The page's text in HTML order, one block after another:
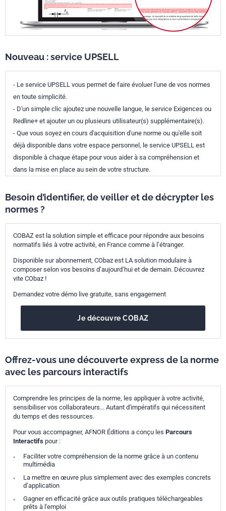
Nouveau : service UPSELL
- Le service UPSELL vous permet de faire évoluer l'une de vos normes
en toute simplicité.
- D'un simple clic ajoutez une nouvelle langue, le service Exigences ou
Redline+ et ajouter un ou plusieurs utilisateur(s) supplémentaire(s).
- Que vous soyez en cours d'acquisition d'une norme ou qu'elle soit
déjà disponible dans votre espace personnel, le service UPSELL est
disponible à chaque étape pour vous aider à sa compréhension et
dans la mise en place au sein de votre structure.
Besoin d’identifier, de veiller et de décrypter les
normes ?
COBAZ est la solution simple et efficace pour répondre aux besoins
normatifs liés à votre activité, en France comme à l’étranger.
Disponible sur abonnement, CObaz est LA solution modulaire à
composer selon vos besoins d’aujourd’hui et de demain. Découvrez
vite CObaz !
Demandez votre démo live gratuite, sans engagement
Je découvre COBAZ
Offrez-vous une découverte express de la norme
avec les parcours interactifs
Comprendre les principes de la norme, les appliquer à votre activité,
sensibiliser vos collaborateurs... Autant d'impératifs qui nécessitent
du temps et des ressources.
Pour vous accompagner, AFNOR Éditions a conçu les Parcours
Interactifs pour :
Faciliter votre compréhension de la norme grâce à un contenu
multimédia
La mettre en œuvre plus simplement avec des exemples concrets
d’application
Gagner en efficacité grâce aux outils pratiques téléchargeables
prêts à l'emploi